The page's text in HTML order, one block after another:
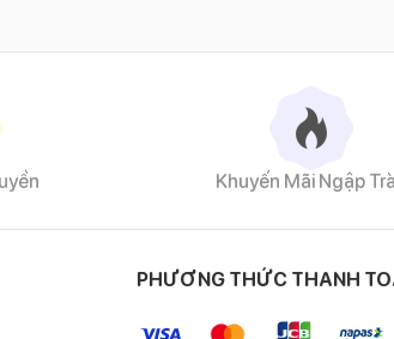
Khuyến Mãi Ngập
PHƯƠNG THỨC THANH